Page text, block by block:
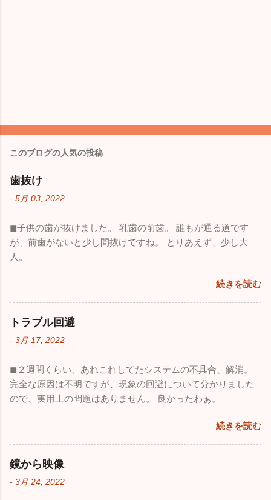
このブログの人気の投稿
歯抜け
- 5月 03, 2022
◼︎子供の歯が抜けました。 乳歯の前歯。 誰もが通る道です
が、前歯がないと少し間抜けですね。 とりあえず、少し大
人。
続きを読む
トラブル回避
- 3月 17, 2022
◼︎２週間くらい、あれこれしてたシステムの不具合、解消。
完全な原因は不明ですが、現象の回避について分かりました
ので、実用上の問題はありません。 良かったわぁ。
続きを読む
鏡から映像
- 3月 24, 2022